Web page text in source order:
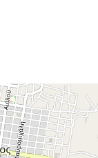
Πακέτο
Kaminos
Resort
Λίμνη,